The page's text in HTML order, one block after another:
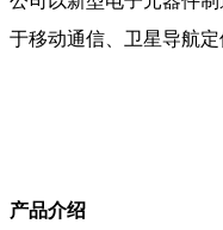
于移动通信、卫星导航
产品介绍